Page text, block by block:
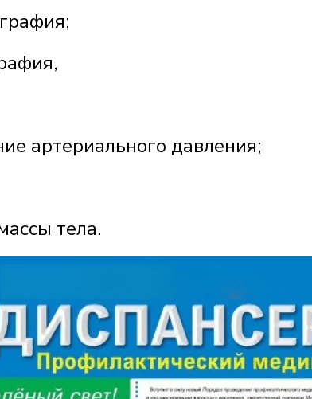
артериального давления;
тела.